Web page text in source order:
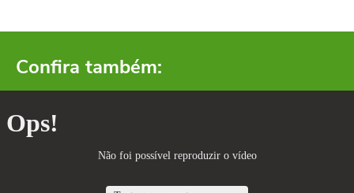
Confira também: